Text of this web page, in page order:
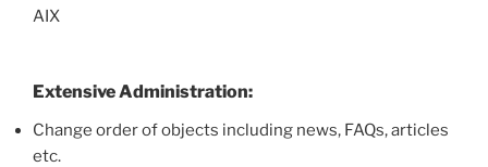
AIX
Extensive Administration:
Change order of objects including news, FAQs, articles
etc.